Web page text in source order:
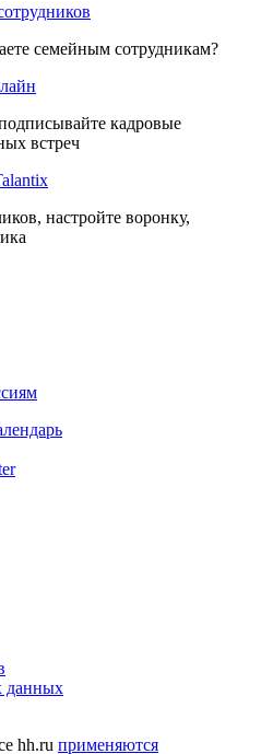
семейным сотрудникам?
кадровые
встреч
настройте воронку,
данных
hh.ru применяются